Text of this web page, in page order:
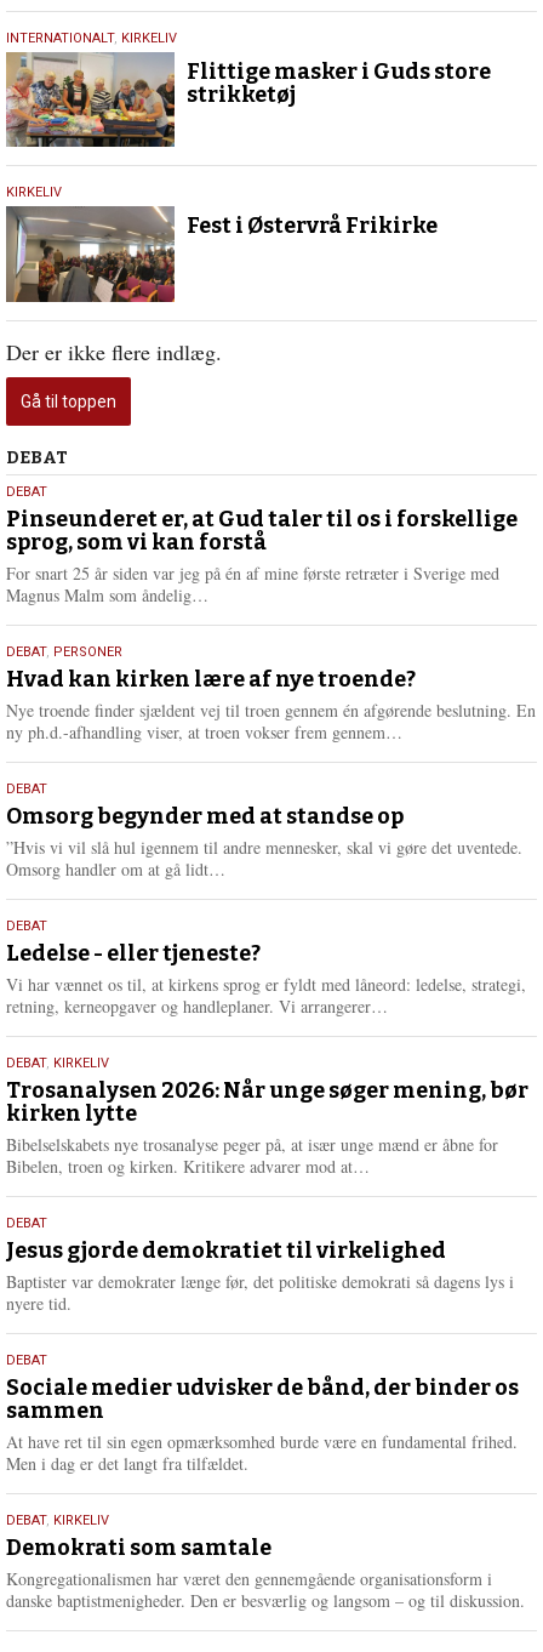
21.
november
2018
INTERNATIONALT, KIRKELIV
Flittige masker i Guds store
strikketøj
11.
marts
2017
KIRKELIV
Fest i Østervrå Frikirke
Der er ikke flere indlæg.
Gå til toppen
Debat
DEBAT
5.
august
2026
DEBAT
Pinseunderet er, at Gud taler til os i forskellige
sprog, som vi kan forstå
For snart 25 år siden var jeg på én af mine første retræter i Sverige med
Magnus Malm som åndelig…
e
e
25.
juli
2026
DEBAT, PERSONER
Hvad kan kirken lære af nye troende?
Nye troende finder sjældent vej til troen gennem én afgørende beslutning. En
ny ph.d.-afhandling viser, at troen vokser frem gennem…
e
e
9.
juli
2026
DEBAT
Omsorg begynder med at standse op
”Hvis vi vil slå hul igennem til andre mennesker, skal vi gøre det uventede.
Omsorg handler om at gå lidt…
e
e
10.
juni
2026
DEBAT
Ledelse - eller tjeneste?
Vi har vænnet os til, at kirkens sprog er fyldt med låneord: ledelse, strategi,
retning, kerneopgaver og handleplaner. Vi arrangerer…
e
2.
juni
2026
DEBAT, KIRKELIV
Trosanalysen 2026: Når unge søger mening, bør
kirken lytte
Bibelselskabets nye trosanalyse peger på, at især unge mænd er åbne for
Bibelen, troen og kirken. Kritikere advarer mod at…
e
e
18.
maj
2026
DEBAT
Jesus gjorde demokratiet til virkelighed
Baptister var demokrater længe før, det politiske demokrati så dagens lys i
nyere tid.
18.
maj
2026
DEBAT
Sociale medier udvisker de bånd, der binder os
sammen
At have ret til sin egen opmærksomhed burde være en fundamental frihed.
Men i dag er det langt fra tilfældet.
18.
maj
2026
DEBAT, KIRKELIV
Demokrati som samtale
Kongregationalismen har været den gennemgående organisationsform i
danske baptistmenigheder. Den er besværlig og langsom – og til diskussion.